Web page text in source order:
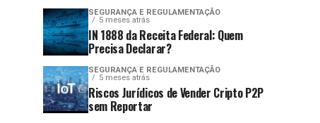
SEGURANÇA E REGULAMENTAÇÃO
5 meses atrás
IN 1888 da Receita Federal: Quem
Precisa Declarar?
SEGURANÇA E REGULAMENTAÇÃO
5 meses atrás
Riscos Jurídicos de Vender Cripto P2P
sem Reportar